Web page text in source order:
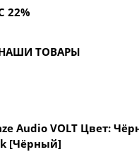
22%
ТОВАРЫ
Audio VOLT Цвет:
[Чёрный]